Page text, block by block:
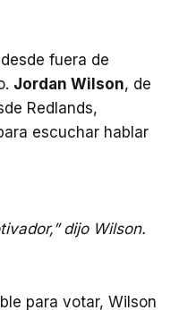
fuera de
Jordan Wilson, de
Redlands,
escuchar hablar
dijo Wilson.
para votar, Wilson